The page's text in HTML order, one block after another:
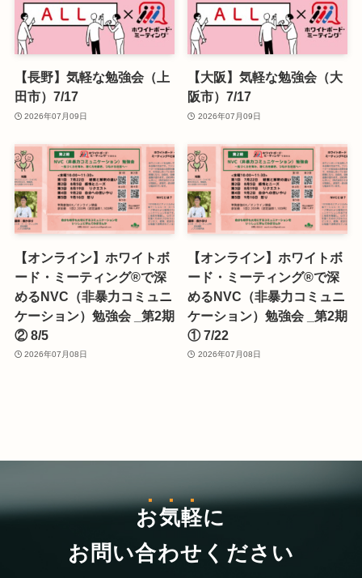
【長野】気軽な勉強会（上
田市）7/17
2026年07月09日
【大阪】気軽な勉強会（大
阪市）7/17
2026年07月09日
【オンライン】ホワイトボ
ード・ミーティング®で深
めるNVC（非暴力コミュニ
ケーション）勉強会 _第2期
② 8/5
2026年07月08日
【オンライン】ホワイトボ
ード・ミーティング®で深
めるNVC（非暴力コミュニ
ケーション）勉強会 _第2期
① 7/22
2026年07月08日
お気軽に
お問い合わせください